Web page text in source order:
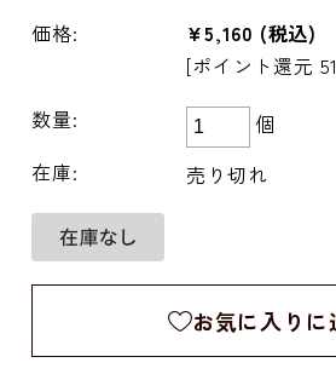
価格: ¥5,160 (税込)
[ポイント還元
数量:
個
在庫:
売り切れ
お気に入りに